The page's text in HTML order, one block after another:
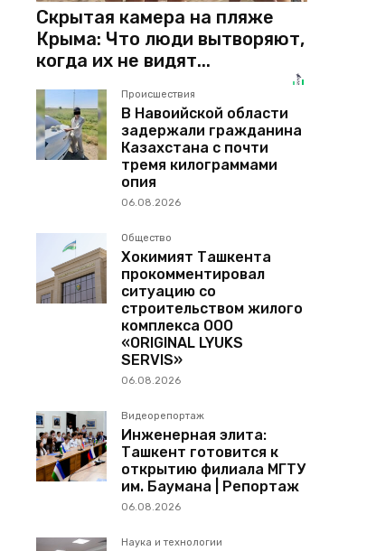
Скрытая камера на пляже
Крыма: Что люди вытворяют,
когда их не видят...
Происшествия
В Навоийской области
задержали гражданина
Казахстана с почти
тремя килограммами
опия
06.08.2026
Общество
Хокимият Ташкента
прокомментировал
ситуацию со
строительством жилого
комплекса ООО
«ORIGINAL LYUKS
SERVIS»
06.08.2026
Видеорепортаж
Инженерная элита:
Ташкент готовится к
открытию филиала МГТУ
им. Баумана | Репортаж
06.08.2026
Наука и технологии